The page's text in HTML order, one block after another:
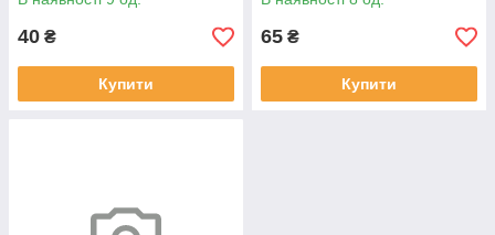
40 ₴
Купити
65 ₴
Купити